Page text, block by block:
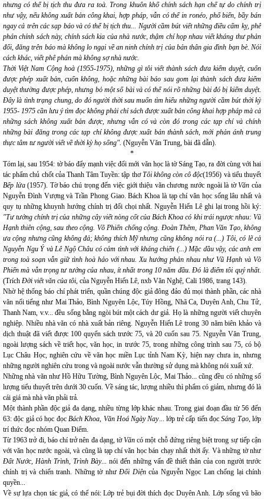
nhưng có thể bị tịch thu đưa ra toà. Trong khuôn khổ chính sách hạn chế tự do chính trị
như vậy, nếu không xuất bản công khai, hợp pháp, vẫn có thể in ronéo, phổ biến, bầy bán
ngay cả trên các sạp báo và có thể bị tịch thu... Người cầm bút viết những điều cấm kỵ, phê
phán chính sách này, chính sách kia của nhà nước, thậm chí họp nhau viết kháng thư phản
đối, đăng trên báo mà không lo ngại về an ninh chính trị của bản thân gia đình bạn bè. Nói
cách khác, viết phê phán mà không sợ nhà nước.
Thời Việt Nam Cộng hoà (1955-1975), những gì tôi viết thành sách đưa kiểm duyệt, cuốn
được phép xuất bản, cuốn không, hoặc những bài báo sau gom lại thành sách đưa kiểm
duyệt thường được phép, nhưng bỏ một số bài và có thể nói rõ những bài đó bị kiểm duyệt.
Đây là tình trạng chung, do đó người thời sau muốn tìm hiểu những người cầm bút thời kỳ
1955- 1975 cần lưu ý tìm đọc không phải chỉ sách được xuất bản công khai hợp pháp mà cả
những sách không xuất bản được, nhưng vẫn có và còn đó trong các tạp chí và chính
những bài đăng trong các tạp chí không được xuất bản thành sách, mới phản ánh trung
thực tâm tư người viết về thời kỳ họ sống". (Nguyễn Văn Trung, bài đã dẫn).
*
Tóm lại, sau 1954: tờ báo đẩy mạnh việc đổi mới văn học là tờ Sáng Tạo, ra đời cùng với hai
tác phẩm chủ chốt của Thanh Tâm Tuyền: tập thơTôi không còn cô độc(1956) và tiểu thuyết
Bếp lửa(1957). Tờ báo chú trọng đến việc giới thiệu văn chương nước ngoài là tờVăn của
Nguyễn Đình Vượng và Trần Phong Giao. Bách Khoa là tạp chí văn học sống lâu nhất và
quy tụ những khuynh hướng chính trị đối chọi nhất. Nguyễn Hiến Lê ghi lại trong hồi ký:
"Tư tưởng chính trị của những cây viết nòng cốt của Bách Khoa có khi trái ngược nhau: Vũ
Hạnh thiên cộng, sau theo cộng. Võ Phiến chống cộng. Đoàn Thêm, Phan Văn Tạo, không
ưa cộng nhưng cũng không đả; không thích Mỹ nhưng cũng không nói ra (...) Tôi, có lẽ cả
Nguyễn Ngu Ý và Lê Ngộ Châu có cảm tình với kháng chiến (...) Mặc dầu vậy, các anh em
trong toà soạn vẫn giữ tình hoà hảo với nhau. Xu hướng phản nhau như Vũ Hạnh và Võ
Phiến mà vẫn trọng tư tưởng của nhau, ít nhất trong 10 năm đầu. Đó là điểm tôi quý nhất.
(Trích Đời viết văn của tôi, của Nguyễn Hiến Lê, nxb Văn Nghệ, Cali 1986, trang 143).
Nhờ hệ thống báo chí phát triển, quần chúng độc giả đông đảo đủ mọi thành phần, các nhà
văn nổi tiếng như Mai Thảo, Bình Nguyên Lộc, Túy Hồng, Nhã Ca, Duyên Anh, Chu Tử,
Thanh Nam, v.v... đều sống bằng ngòi bút một cách dư giả. Họ là những người viết chuyên
nghiệp. Nhiều nhà văn có nhà xuất bản riêng. Nguyễn Hiến Lê trong 30 năm biên khảo và
dịch thuật đã viết được 100 quyển sách trước 75, và 20 cuốn sau 75. Nguyễn Văn Trung,
ngoài lượng sách về triết học, văn học, in trước 75, trong những công trình sau 75, có bộ
Lục Châu Học, nghiên cứu về văn học miền Lục tỉnh Nam Kỳ, hiện nay chưa in, nhưng
những người nghiên cứu trong và ngoài nước vẫn thường sử dụng mà không nói xuất xứ.
Những nhà văn như Hồ Hữu Tường, Bình Nguyên Lộc, Mai Thảo... cũng đều có những số
lượng tiểu thuyết trên dưới 30 cuốn. Về sáng tác, lượng nhiều thì phẩm có giảm, nhưng đó là
cái giá mà nhà văn phải trả.
Một thành phần độc giả đa dạng, nhiều từng lớp khác nhau. Trong giai đoạn đầu từ 56 đến
63: độc giả có học đọc Bách Khoa, Văn Hoá Ngày Nay... lớp trẻ cấp tiến đọcSáng Tạo, lớp
trí thức đọc nhóm Quan Điểm.
Từ 1963 trở đi, báo chí trở nên đa dạng, tờVăn có một chỗ đứng riêng biệt trong sự tiếp cận
với văn học nước ngoài, và cũng là tạp chí văn học bán chạy nhất thời ấy. Và những tờ như
Đất Nước, Hành Trình, Trình Bày... nói đến những vấn đề thiết thân của con người trước
chính trị và chiến tranh. Những tờ như Đối Diệncủa Nguyễn Ngọc Lan chống lại chính
quyền...
Về sự lựa chọn tác giả, có thể nói: Lớp trẻ bụi đời thích đọc Duyên Anh. Lớp sống vũ bão